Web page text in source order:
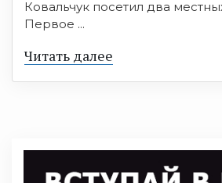
Ковальчук посетил два
Первое ...
Читать далее